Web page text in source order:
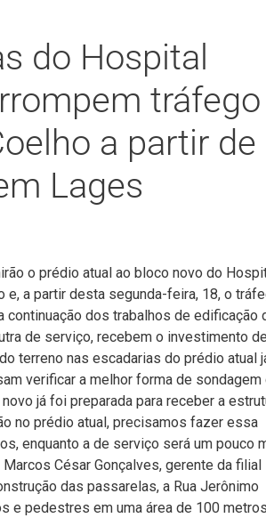
do Hospital
tráfego
a partir de
Lages
o prédio atual ao bloco novo do
e, a partir desta segunda-feira, 18, o
continuação dos trabalhos de edificação
de serviço, recebem o investimento
terreno nas escadarias do prédio atual
verificar a melhor forma de sondagem
já foi preparada para receber a
no prédio atual, precisamos fazer essa
enquanto a de serviço será um pouco
César Gonçalves, gerente da filial
das passarelas, a Rua Jerônimo
e pedestres em uma área de 100